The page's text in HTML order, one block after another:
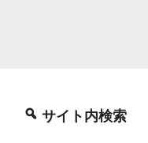
サイト内検索